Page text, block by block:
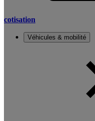
cotisation
Véhicules & mobilité